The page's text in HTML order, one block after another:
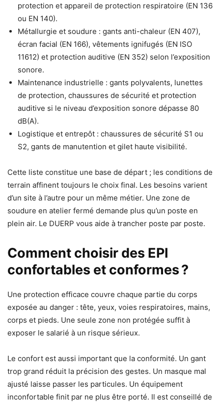
protection et appareil de protection respiratoire (EN 136
ou EN 140).
Métallurgie et soudure : gants anti-chaleur (EN 407),
écran facial (EN 166), vêtements ignifugés (EN ISO
11612) et protection auditive (EN 352) selon l’exposition
sonore.
Maintenance industrielle : gants polyvalents, lunettes
de protection, chaussures de sécurité et protection
auditive si le niveau d’exposition sonore dépasse 80
dB(A).
Logistique et entrepôt : chaussures de sécurité S1 ou
S2, gants de manutention et gilet haute visibilité.
Cette liste constitue une base de départ ; les conditions de
terrain affinent toujours le choix final. Les besoins varient
d’un site à l’autre pour un même métier. Une zone de
soudure en atelier fermé demande plus qu’un poste en
plein air. Le DUERP vous aide à trancher poste par poste.
Comment choisir des EPI
confortables et conformes ?
Une protection efficace couvre chaque partie du corps
exposée au danger : tête, yeux, voies respiratoires, mains,
corps et pieds. Une seule zone non protégée suffit à
exposer le salarié à un risque sérieux.
Le confort est aussi important que la conformité. Un gant
trop grand réduit la précision des gestes. Un masque mal
ajusté laisse passer les particules. Un équipement
inconfortable finit par ne plus être porté. Il est conseillé de